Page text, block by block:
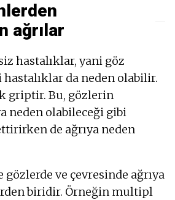
ağrılar
hastalıklar, yani göz
hastalıklar da neden olabilir.
griptir. Bu, gözlerin
neden olabileceği gibi
de ağrıya neden
gözlerde ve çevresinde ağrıya
biridir. Örneğin multipl